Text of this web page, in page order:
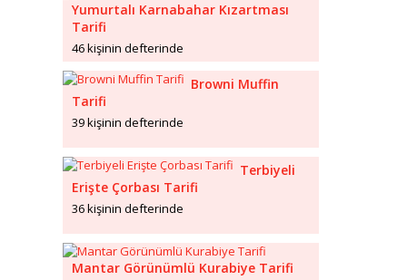
Yumurtalı Karnabahar Kızartması
Tarifi
46 kişinin defterinde
Browni Muffin
Tarifi
39 kişinin defterinde
Terbiyeli
Erişte Çorbası Tarifi
36 kişinin defterinde
Mantar Görünümlü Kurabiye Tarifi